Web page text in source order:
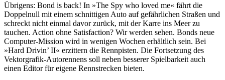
Übrigens: Bond is back! In »The Spy who loved me« fährt die
Doppelnull mit einem schnittigen Auto auf gefährlichen Straßen und
schreckt nicht einmal davor zurück, mit der Karre ins Meer zu
tauchen. Action ohne Satisfaction? Wir werden sehen. Bonds neue
Computer-Mission wird in wenigen Wochen erhältlich sein. Bei
»Hard Drivin’ II« erzittern die Rennpisten. Die Fortsetzung des
Vektorgrafik-Autorennens soll neben besserer Spielbarkeit auch
einen Editor für eigene Rennstrecken bieten.